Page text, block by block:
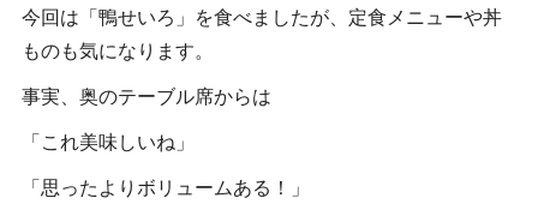
今回は「鴨せいろ」を食べましたが、定食メニューや丼
ものも気になります。
事実、奥のテーブル席からは
「これ美味しいね」
「思ったよりボリュームある！」